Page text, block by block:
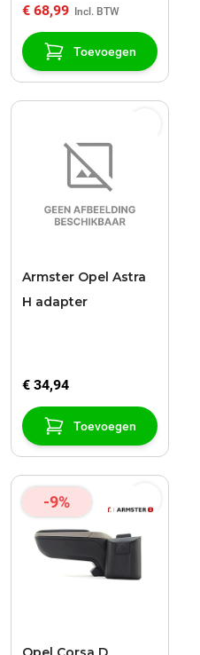
€ 68,99
Toevoegen
Armster Opel Astra
H adapter
€ 34,94
Toevoegen
-9%